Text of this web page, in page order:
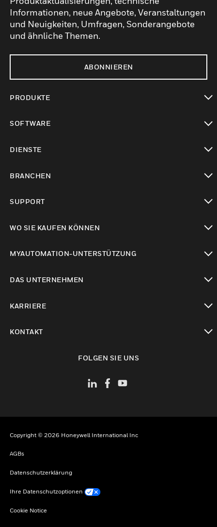
Informationen, neue Angebote, Veranstaltungen
und Neuigkeiten, Umfragen, Sonderangebote
und ähnliche Themen.
ABONNIEREN
PRODUKTE
SOFTWARE
DIENSTE
BRANCHEN
SUPPORT
WO SIE KAUFEN KÖNNEN
MYAUTOMATION-UNTERSTÜTZUNG
DAS UNTERNEHMEN
KARRIERE
KONTAKT
FOLGEN SIE UNS
Copyright © 2026 Honeywell International Inc
AGBs
Datenschutzerklärung
Ihre Datenschutzoptionen
Cookie Notice